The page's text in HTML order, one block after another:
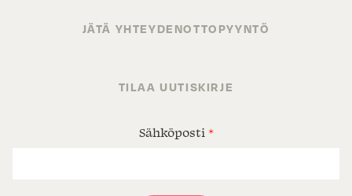
JÄTÄ YHTEYDENOTTOPYYNTÖ
TILAA UUTISKIRJE
Sähköposti *